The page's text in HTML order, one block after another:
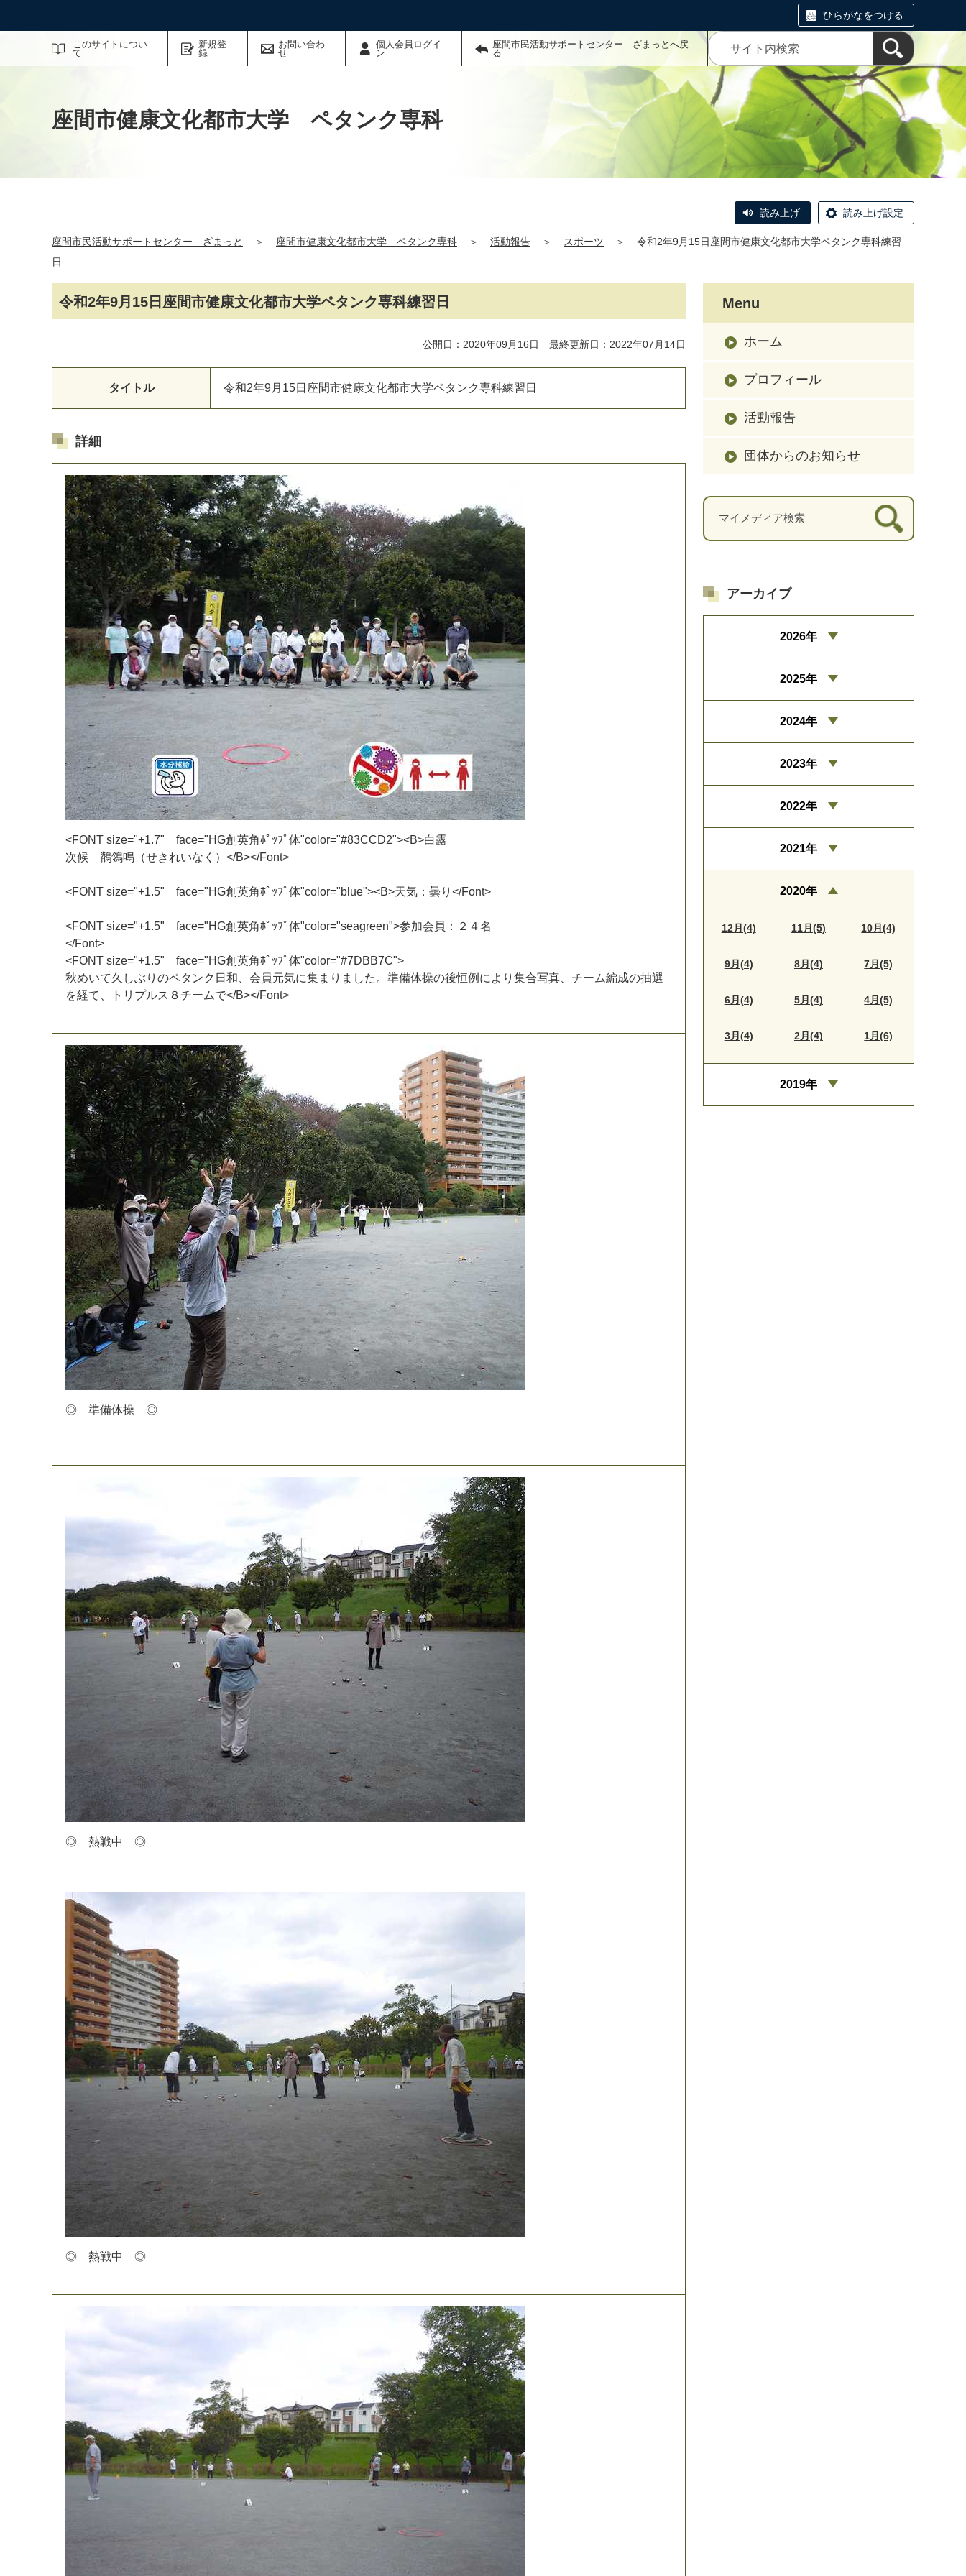
ひらがなをつける
このサイトについ
て
新規登
録
お問い合わ
せ
個人会員ログイ
ン
座間市民活動サポートセンター ざまっとへ戻
る
サイト内検索
座間市健康文化都市大学 ペタンク専科
読み上げ 読み上げ設定
座間市民活動サポートセンター ざまっと ＞ 座間市健康文化都市大学 ペタンク専科 ＞ 活動報告 ＞ スポーツ ＞
令和2年9月15日座間市健康文化都市大学ペタンク専科練習
日
令和2年9月15日座間市健康文化都市大学ペタンク専科練習日
公開日：2020年09月16日 最終更新日：2022年07月14日
タイトル 令和2年9月15日座間市健康文化都市大学ペタンク専科練習日
詳細
<FONT size="+1.7" face="HG創英角ﾎﾟ ｯﾌﾟ体"co or="#83CCD2"><B>白露
次候 鶺鴒鳴 （せき れいな く ） </B></Font>
<FONT size="+1.5" face="HG創英角ﾎﾟ ｯﾌﾟ体"co or="b ue"><B>天気 ： 曇 り </Font>
<FONT size="+1.5" face="HG創英角ﾎﾟ ｯﾌﾟ体"co or="seagreen">参加会 員 ： ２ ４名
</Font>
<FONT size="+1.5" face="HG創英角ﾎﾟ ｯﾌﾟ体"co or="#7DBB7C">
秋めいて久 しぶ り のペタ ンク 日 和 会 員元気に集ま り ま した 。 準備体操の後恒例 に よ り 集合写真 チー ム編成の抽選
を経て ト リ プルス ８チー ムで</B></Font>
◎ 準備体操 ◎
◎ 熱戦中 ◎
◎ 熱戦中 ◎
Menu
ホーム
プロフィール
活動報告
団体からのお知らせ
マイメディア検索
アーカイブ
2026年
2025年
2024年
2023年
2022年
2021年
2020年
12月(4) 11月(5) 10月(4)
9月(4) 8月(4) 7月(5)
6月(4) 5月(4) 4月(5)
3月(4) 2月(4) 1月(6)
2019年